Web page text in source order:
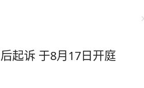
起诉 于8月17日开庭